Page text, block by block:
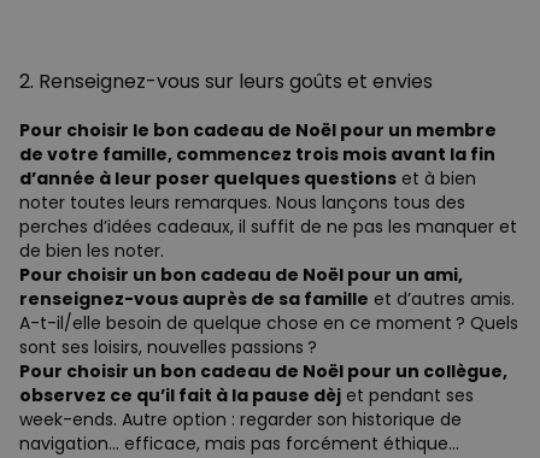
2. Renseignez-vous sur leurs goûts et envies
Pour choisir le bon cadeau de Noël pour un membre
de votre famille, commencez trois mois avant la fin
d’année à leur poser quelques questions et à bien
noter toutes leurs remarques. Nous lançons tous des
perches d’idées cadeaux, il suffit de ne pas les manquer et
de bien les noter.
Pour choisir un bon cadeau de Noël pour un ami,
renseignez-vous auprès de sa famille et d’autres amis.
A-t-il/elle besoin de quelque chose en ce moment ? Quels
sont ses loisirs, nouvelles passions ?
Pour choisir un bon cadeau de Noël pour un collègue,
observez ce qu’il fait à la pause dèj et pendant ses
week-ends. Autre option : regarder son historique de
navigation… efficace, mais pas forcément éthique…